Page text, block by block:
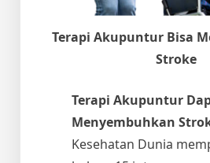
Terapi Akupuntur Bisa
Stroke
Terapi Akupuntur
Menyembuhkan
Kesehatan Dunia